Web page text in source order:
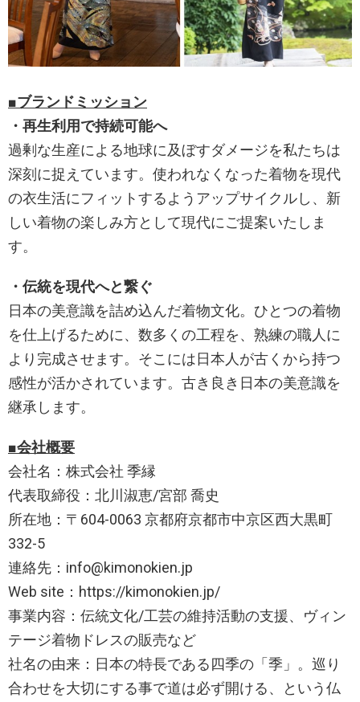
■ブランドミッション
・再⽣利⽤で持続可能へ
過剰な⽣産による地球に及ぼすダメージを私たちは
深刻に捉えています。使われなくなった着物を現代
の⾐⽣活にフィットするようアップサイクルし、新
しい着物の楽しみ⽅として現代にご提案いたしま
す。
・伝統を現代へと繋ぐ
⽇本の美意識を詰め込んだ着物⽂化。ひとつの着物
を仕上げるために、数多くの⼯程を、熟練の職⼈に
より完成させます。そこには⽇本⼈が古くから持つ
感性が活かされています。古き良き⽇本の美意識を
継承します。
■会社概要
会社名：株式会社 季縁
代表取締役：北川淑恵/宮部 喬史
所在地：〒604-0063 京都府京都市中京区西大黒町
332-5
連絡先：info@kimonokien.jp
Web site：https://kimonokien.jp/
事業内容：伝統⽂化/⼯芸の維持活動の⽀援、ヴィン
テージ着物ドレスの販売など
社名の由来：⽇本の特⻑である四季の「季」。巡り
合わせを⼤切にする事で道は必ず開ける、という仏